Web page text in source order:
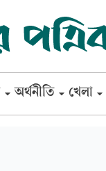
অর্থনীতি খেলা